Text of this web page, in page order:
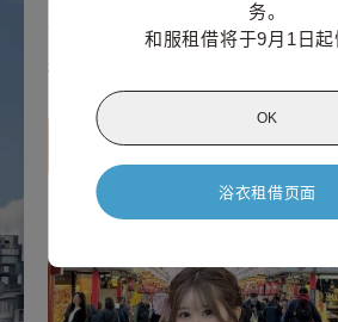
务。
和服租借将于9月1日起
OK
浴衣租借页面
¥ 5,500(含税)~
¥6,600
查看 京都站前店信息